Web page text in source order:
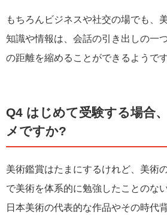
もちろんビジネスや社交の場でも、
知識や情報は、会話の引き出しの一
の距離を縮めることができるようです
Q4 はじめて受験する場合
メですか?
美術鑑賞はたまにするけれど、美術
で美術を体系的に勉強したことのな
日本美術の代表的な作品やその時代